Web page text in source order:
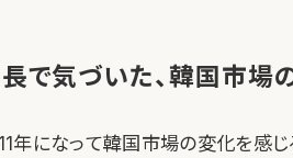
で気づいた、韓国市場
年になって韓国市場の変化を感じ